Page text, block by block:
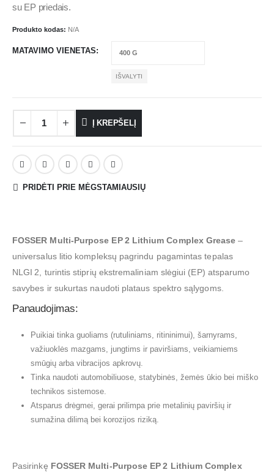
su EP priedais.
Produkto kodas: N/A
MATAVIMO VIENETAS
IŠVALYTI
Į KREPŠELĮ
PRIDĖTI PRIE MĖGSTAMIAUSIŲ
FOSSER Multi‑Purpose EP 2 Lithium Complex Grease –
universalus litio kompleksų pagrindu pagamintas tepalas
NLGI 2, turintis stiprių ekstremaliniam slėgiui (EP) atsparumo
savybes ir sukurtas naudoti plataus spektro sąlygoms.
Panaudojimas:
Puikiai tinka guoliams (rutuliniams, ritininimui), šarnyrams,
važiuoklės mazgams, jungtims ir paviršiams, veikiamiems
smūgių arba vibracijos apkrovų.
Tinka naudoti automobiliuose, statybinės, žemės ūkio bei miško
technikos sistemose.
Atsparus drėgmei, gerai prilimpa prie metalinių paviršių ir
sumažina dilimą bei korozijos riziką.
Pasirinkę FOSSER Multi‑Purpose EP 2 Lithium Complex